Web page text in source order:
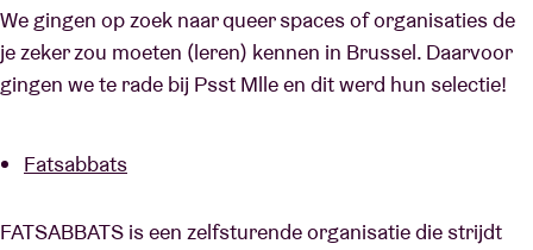
We gingen op zoek naar queer spaces of organisaties de
je zeker zou moeten (leren) kennen in Brussel. Daarvoor
gingen we te rade bij Psst Mlle en dit werd hun selectie!
Fatsabbats
FATSABBATS is een zelfsturende organisatie die strijdt